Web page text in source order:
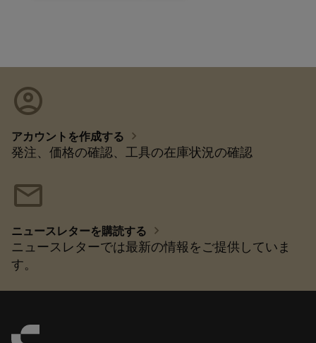
account_circle
アカウントを作成する chevron_right
発注、価格の確認、工具の在庫状況の確認
mail
ニュースレターを購読する chevron_right
ニュースレターでは最新の情報をご提供していま
す。